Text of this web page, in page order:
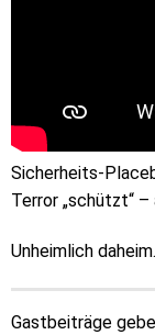
Sicherheits-
Terror „schützt“
Unheimlich
Gastbeiträge